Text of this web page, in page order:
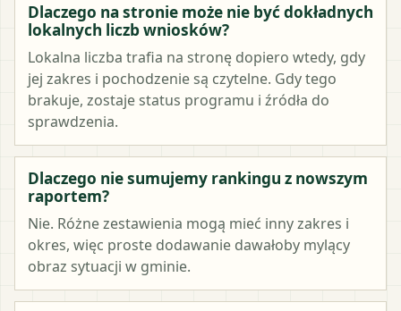
Dlaczego na stronie może nie być dokładnych
lokalnych liczb wniosków?
Lokalna liczba trafia na stronę dopiero wtedy, gdy
jej zakres i pochodzenie są czytelne. Gdy tego
brakuje, zostaje status programu i źródła do
sprawdzenia.
Dlaczego nie sumujemy rankingu z nowszym
raportem?
Nie. Różne zestawienia mogą mieć inny zakres i
okres, więc proste dodawanie dawałoby mylący
obraz sytuacji w gminie.